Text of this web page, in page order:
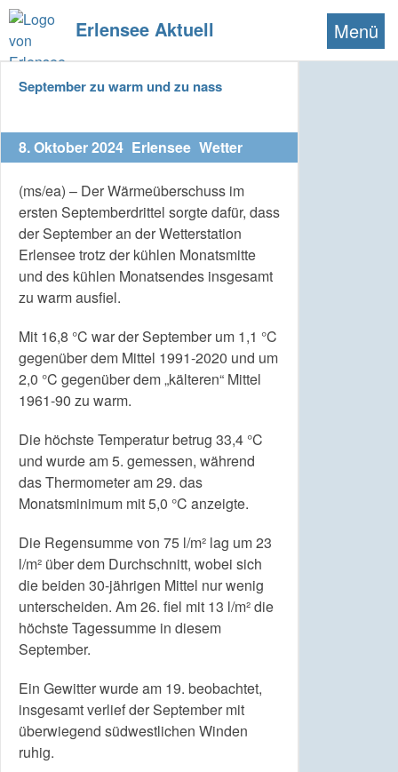
Erlensee Aktuell Menü
September zu warm und zu nass
8. Oktober 2024 Erlensee Wetter
(ms/ea) – Der Wärmeüberschuss im
ersten Septemberdrittel sorgte dafür, dass
der September an der Wetterstation
Erlensee trotz der kühlen Monatsmitte
und des kühlen Monatsendes insgesamt
zu warm ausfiel.
Mit 16,8 °C war der September um 1,1 °C
gegenüber dem Mittel 1991-2020 und um
2,0 °C gegenüber dem „kälteren“ Mittel
1961-90 zu warm.
Die höchste Temperatur betrug 33,4 °C
und wurde am 5. gemessen, während
das Thermometer am 29. das
Monatsminimum mit 5,0 °C anzeigte.
Die Regensumme von 75 l/m² lag um 23
l/m² über dem Durchschnitt, wobei sich
die beiden 30-jährigen Mittel nur wenig
unterscheiden. Am 26. fiel mit 13 l/m² die
höchste Tagessumme in diesem
September.
Ein Gewitter wurde am 19. beobachtet,
insgesamt verlief der September mit
überwiegend südwestlichen Winden
ruhig.